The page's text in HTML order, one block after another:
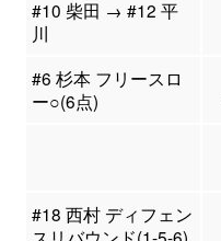
#10 柴田 → #12 平
川
#6 杉本 フリースロ
ー○(6点)
#18 西村 ディフェン